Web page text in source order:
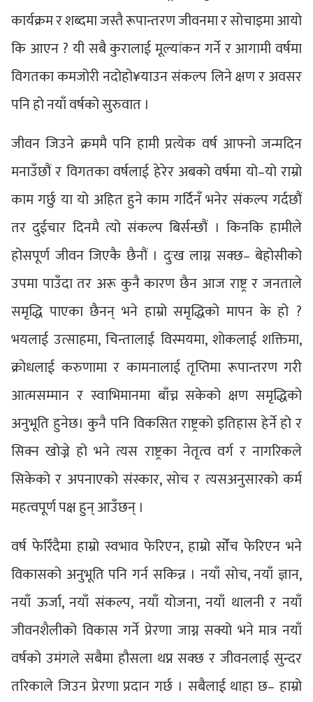
कार्यक्रम र शब्दमा जस्तै रूपान्तरण जीवनमा र सोचाइमा आयो
कि आएन ? यी सबै कुरालाई मूल्यांकन गर्ने र आगामी वर्षमा
विगतका कमजोरी नदोहो¥याउन संकल्प लिने क्षण र अवसर
पनि हो नयाँ वर्षको सुरुवात ।
जीवन जिउने क्रममै पनि हामी प्रत्येक वर्ष आफ्नो जन्मदिन
मनाउँछौं र विगतका वर्षलाई हेरेर अबको वर्षमा यो–यो राम्रो
काम गर्छु या यो अहित हुने काम गर्दिनँ भनेर संकल्प गर्दछौं
तर दुईचार दिनमै त्यो संकल्प बिर्सन्छौं । किनकि हामीले
होसपूर्ण जीवन जिएकै छैनौं । दुःख लाग्न सक्छ– बेहोसीको
उपमा पाउँदा तर अरू कुनै कारण छैन आज राष्ट्र र जनताले
समृद्धि पाएका छैनन् भने हाम्रो समृद्धिको मापन के हो ?
भयलाई उत्साहमा, चिन्तालाई विस्मयमा, शोकलाई शक्तिमा,
क्रोधलाई करुणामा र कामनालाई तृप्तिमा रूपान्तरण गरी
आत्मसम्मान र स्वाभिमानमा बाँच्न सकेको क्षण समृद्धिको
अनुभूति हुनेछ। कुनै पनि विकसित राष्ट्रको इतिहास हेर्ने हो र
सिक्न खोज्ने हो भने त्यस राष्ट्रका नेतृत्व वर्ग र नागरिकले
सिकेको र अपनाएको संस्कार, सोच र त्यसअनुसारको कर्म
महत्वपूर्ण पक्ष हुन् आउँछन् ।
वर्ष फेरिँदैमा हाम्रो स्वभाव फेरिएन, हाम्रो सोँच फेरिएन भने
विकासको अनुभूति पनि गर्न सकिन्न । नयाँ सोच, नयाँ ज्ञान,
नयाँ ऊर्जा, नयाँ संकल्प, नयाँ योजना, नयाँ थालनी र नयाँ
जीवनशैलीको विकास गर्ने प्रेरणा जाग्न सक्यो भने मात्र नयाँ
वर्षको उमंगले सबैमा हौसला थप्न सक्छ र जीवनलाई सुन्दर
तरिकाले जिउन प्रेरणा प्रदान गर्छ । सबैलाई थाहा छ– हाम्रो